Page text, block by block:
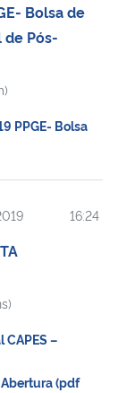
Bolsa de
de Pós-
PPGE- Bolsa
16:24
–
(pdf